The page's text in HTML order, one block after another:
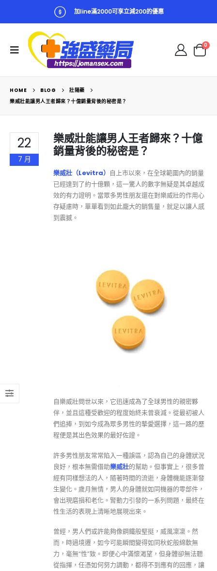
加line滿2000可享立減200的優惠
0
HOME BLOG
壯陽藥
樂威壯能讓男人王者歸來？十億銷量背後的秘密是？
22
7 月
樂威壯能讓男人王者歸來？十億
銷量背後的秘密是？
樂威壯（Levitra） 自上市以來，在全球範圍內的銷量
已經達到了約十億顆，這一驚人的數字無疑是其卓越成
效的有力證明。當眾多男性朋友還在對樂威壯的作用心
存疑慮時，單單看到如此龐大的銷售量，就足以讓人感
到震撼。
自樂威壯問世以來，它迅速成為了全球男性的親密夥
伴，並且這種受歡迎的程度始終未曾衰減。從最初被人
們追捧，到如今成為眾多男性的摯愛選擇，這一路的歷
程便是其出色效果的最好佐證。
許多男性朋友常常陷入一種誤區，認為自己的身體狀況
良好，根本無需借助樂威壯的幫助。但事實上，很多曾
經有同樣想法的人，隨著時間的流逝，身體機能逐漸發
生變化。歲月無情，男人的身體就如同機器的零部件，
會出現磨損和老化。腎動力引發的一系列問題，最終在
性生活的表現上清晰地展現出來。
曾經，男人們或許能夠像鋼鐵般堅挺，威風凜凜。然
而，時過境遷，如今可能瞬間變得如同秋蛇般綿軟無
力，毫無“性”致。即便心中滿懷渴望，但身體卻無法聽
從指揮，任憑如何努力調動，都得不到應有的回應，讓